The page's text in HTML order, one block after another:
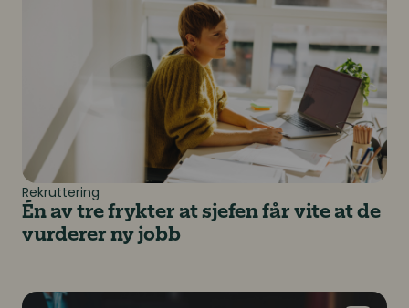
Rekruttering
Én av tre frykter at sjefen får vite at de
vurderer ny jobb
Rekruttering i praksis